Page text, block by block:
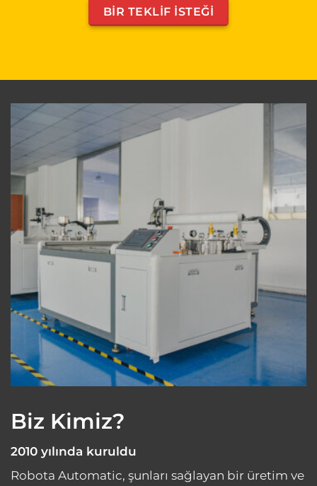
BIR TEKLIF ISTEĞI
Biz Kimiz?
2010 yılında kuruldu
Robota Automatic, şunları sağlayan bir üretim ve